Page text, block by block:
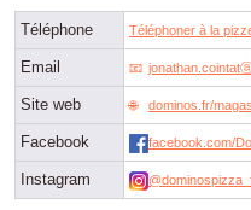
Téléphone Téléphoner à la
Email
Site web dominos.fr/
Facebook facebook.com/
Instagram